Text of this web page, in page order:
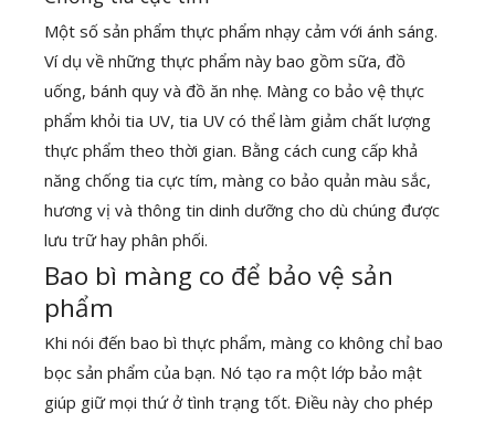
Một số sản phẩm thực phẩm nhạy cảm với ánh sáng.
Ví dụ về những thực phẩm này bao gồm sữa, đồ
uống, bánh quy và đồ ăn nhẹ. Màng co bảo vệ thực
phẩm khỏi tia UV, tia UV có thể làm giảm chất lượng
thực phẩm theo thời gian. Bằng cách cung cấp khả
năng chống tia cực tím, màng co bảo quản màu sắc,
hương vị và thông tin dinh dưỡng cho dù chúng được
lưu trữ hay phân phối.
Bao bì màng co để bảo vệ sản
phẩm
Khi nói đến bao bì thực phẩm, màng co không chỉ bao
bọc sản phẩm của bạn. Nó tạo ra một lớp bảo mật
giúp giữ mọi thứ ở tình trạng tốt. Điều này cho phép